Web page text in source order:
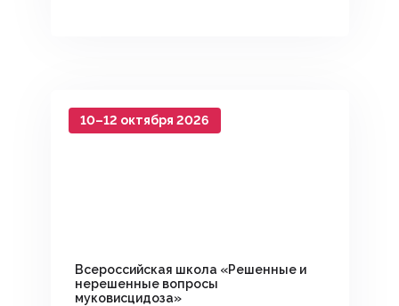
10–12 октября 2026
Всероссийская школа «Решенные и
нерешенные вопросы
муковисцидоза»